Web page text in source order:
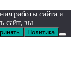
работы сайта и
сайт, вы
Политика